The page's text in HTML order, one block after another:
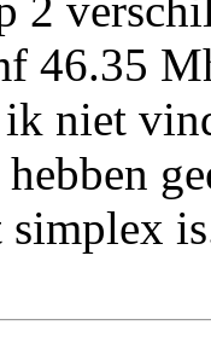
46.35
niet
simplex